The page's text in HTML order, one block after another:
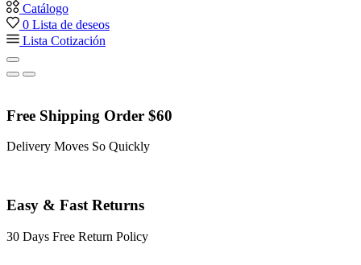
Catálogo
0 Lista de deseos
Lista Cotización
Free Shipping Order $60
Delivery Moves So Quickly
Easy & Fast Returns
30 Days Free Return Policy